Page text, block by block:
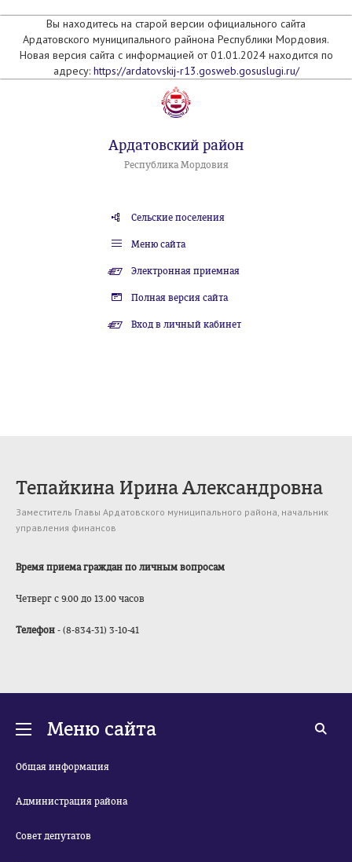
Вы находитесь на старой версии официального сайта
Ардатовского муниципального райнона Республики Мордовия.
Новая версия сайта с информацией от 01.01.2024 находится по
адресу: https://ardatovskij-r13.gosweb.gosuslugi.ru/
Ардатовский район
Республика Мордовия
Сельские поселения
Меню сайта
Электронная приемная
Полная версия сайта
Вход в личный кабинет
Тепайкина Ирина Александровна
Заместитель Главы Ардатовского муниципального района, начальник
управления финансов
Время приема граждан по личным вопросам
Четверг с 9.00 до 13.00 часов
Телефон - (8-834-31) 3-10-41
Меню сайта
Общая информация
Администрация района
Совет депутатов